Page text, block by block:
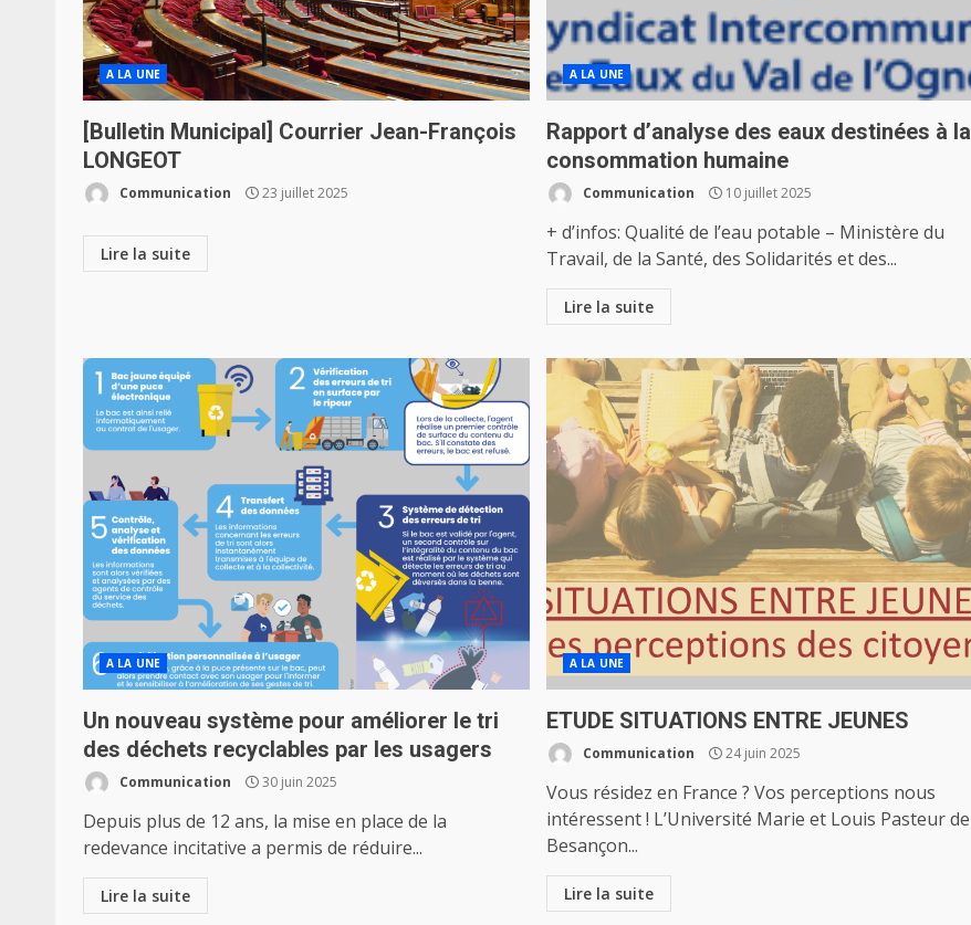
A LA UNE
[Bulletin Municipal] Courrier Jean-François
LONGEOT
Communication 23 juillet 2025
Lire la suite
A LA UNE
Rapport d’analyse des eaux destinées à la
consommation humaine
Communication 10 juillet 2025
+ d’infos: Qualité de l’eau potable – Ministère du
Travail, de la Santé, des Solidarités et des...
Lire la suite
A LA UNE
Un nouveau système pour améliorer le tri
des déchets recyclables par les usagers
Communication 30 juin 2025
Depuis plus de 12 ans, la mise en place de la
redevance incitative a permis de réduire...
Lire la suite
A LA UNE
ETUDE SITUATIONS ENTRE JEUNES
Communication 24 juin 2025
Vous résidez en France ? Vos perceptions nous
intéressent ! L’Université Marie et Louis Pasteur de
Besançon...
Lire la suite